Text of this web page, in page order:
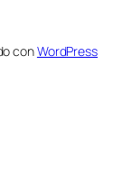
conWordPress